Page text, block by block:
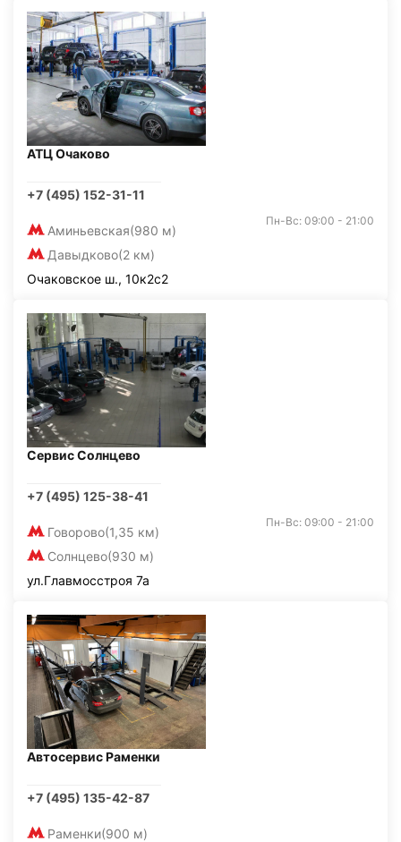
АТЦ Очаково
+7 (495) 152-31-11
Аминьевская(980 м)
Давыдково(2 км)
Пн-Вс: 09:00 - 21:00
Очаковское ш., 10к2с2
Сервис Солнцево
+7 (495) 125-38-41
Говорово(1,35 км)
Солнцево(930 м)
Пн-Вс: 09:00 - 21:00
ул.Главмосстроя 7а
Автосервис Раменки
+7 (495) 135-42-87
Раменки(900 м)